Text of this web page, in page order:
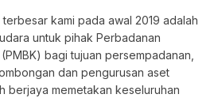
kami pada awal 2019 adalah
untuk pihak Perbadanan
bagi tujuan persempadanan,
dan pengurusan aset
berjaya memetakan keseluruhan